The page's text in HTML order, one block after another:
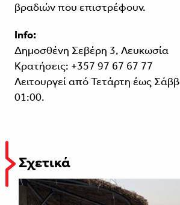
βραδιών που επιστρέφουν.
Info:
Δημοσθένη Σεβέρη 3, Λευκωσία
Κρατήσεις: +357 97 67 67 77
Λειτουργεί από Τετάρτη έως
01:00.
Σχετικά